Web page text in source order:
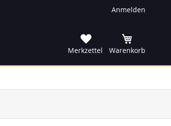
Anmelden
Merkzettel
Warenkorb